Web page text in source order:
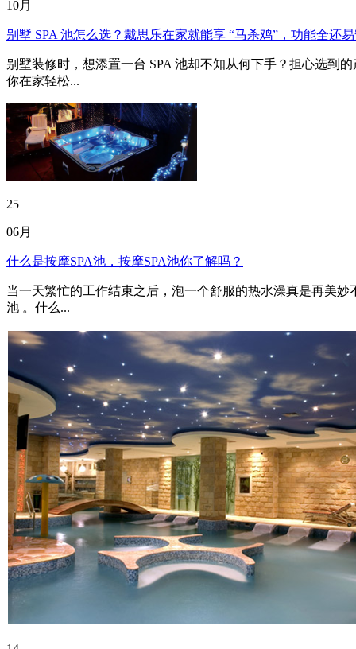
10月
别墅 SPA 池怎么选？戴思乐在家就能享 “马杀鸡”，功能全还
别墅装修时，想添置一台 SPA 池却不知从何下手？担心选到
你在家轻松...
25
06月
什么是按摩SPA池，按摩SPA池你了解吗？
当一天繁忙的工作结束之后，泡一个舒服的热水澡真是再美
池 。什么...